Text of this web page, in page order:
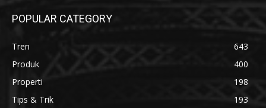
POPULAR CATEGORY
Tren
643
Produk
400
Properti
198
Tips & Trik
193